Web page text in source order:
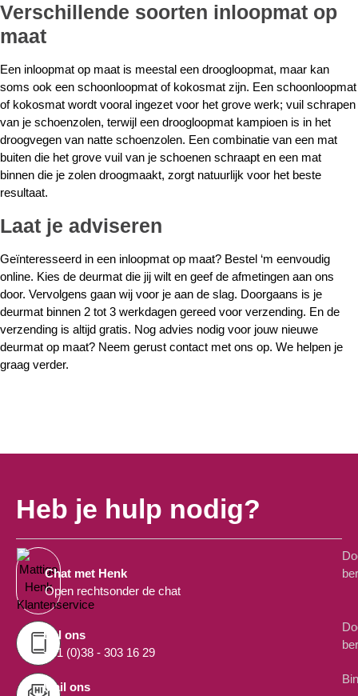
Verschillende soorten inloopmat op
maat
Een inloopmat op maat is meestal een droogloopmat, maar kan
soms ook een schoonloopmat of kokosmat zijn. Een schoonloopmat
of kokosmat wordt vooral ingezet voor het grove werk; vuil schrapen
van je schoenzolen, terwijl een droogloopmat kampioen is in het
droogvegen van natte schoenzolen. Een combinatie van een mat
buiten die het grove vuil van je schoenen schraapt en een mat
binnen die je zolen droogmaakt, zorgt natuurlijk voor het beste
resultaat.
Laat je adviseren
Geïnteresseerd in een inloopmat op maat? Bestel ‘m eenvoudig
online. Kies de deurmat die jij wilt en geef de afmetingen aan ons
door. Vervolgens gaan wij voor je aan de slag. Doorgaans is je
deurmat binnen 2 tot 3 werkdagen gereed voor verzending. En de
verzending is altijd gratis. Nog advies nodig voor jouw nieuwe
deurmat op maat? Neem gerust contact met ons op. We helpen je
graag verder.
Heb je hulp nodig?
Chat met Henk
Open rechtsonder de chat
Bel ons
+31 (0)38 - 303 16 29
Mail ons